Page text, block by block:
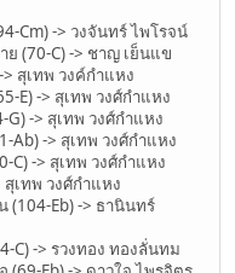
Cm) -> วงจันทร์ ไพโรจน์
(70-C) -> ชาญ เย็นแข
สุเทพ วงค์กำแหง
E) -> สุเทพ วงศ์กำแหง
-> สุเทพ วงศ์กำแหง
Ab) -> สุเทพ วงศ์กำแหง
-> สุเทพ วงศ์กำแหง
เทพ วงศ์กำแหง
(104-Eb) -> ธานินทร์
C) -> รวงทอง ทองลั่นทม